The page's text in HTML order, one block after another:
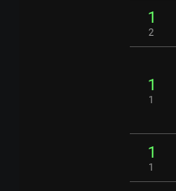
1
2
1
1
1
1